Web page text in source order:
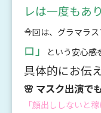
レは一度もあ
今回は、グラマラ
ロ」
という安心感
具体的にお伝
🌸 マスク出演で
「顔出ししないと